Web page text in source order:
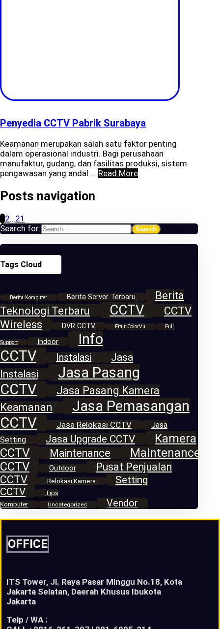
Penyedia CCTV Pabrik Surabaya
Keamanan merupakan salah satu faktor penting
dalam operasional industri. Bagi perusahaan
manufaktur, gudang, dan fasilitas produksi, sistem
pengawasan yang andal ... Read More
Posts navigation
12…21
Search for:
Tags Cloud
Berita Komputer Berita Server Terbaru
Berita
Teknologi Terbaru
CCTV
CCTV
Wireless
DVR CCTV Fitur ColorVu Full
Support Indoor
Info
CCTV
Instalasi
Jasa
Instalasi
Jasa Pasang
CCTV
Jasa Pasang Kamera
Keamanan
Jasa Pemasangan
CCTV
Jasa Relokasi CCTV
Jasa
Setting
Jasa Upgrade CCTV
Kamera
CCTV
Maintenance
Maintenance
CCTV
Outdoor
Pusat Penjualan
CCTV
Relokasi Kamera
Setting
CCTV
Tips
Komputer
Uncategorized Vendor
OFFICE
ITS Tower, Jl. Raya Pasar Minggu No.18, Kota
Jakarta Selatan, Daerah Khusus Ibukota
Jakarta
Telp / WA :